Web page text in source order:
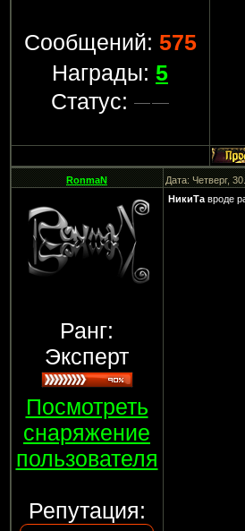
Сообщений: 575
Награды: 5
Статус:
RonmaN Дата: Четверг,
Ранг:
Эксперт
Посмотреть
снаряжение
пользователя
Репутация:
НикиТавроде